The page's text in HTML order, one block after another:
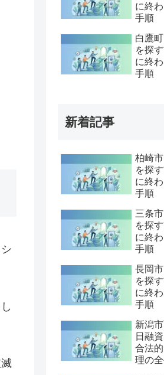
に終
手順
白鷹
を探
に終
手順
新着記事
柏崎
を探
に終
手順
三条
を探
に終
手順
長岡
を探
に終
手順
新潟
日融
合法
理の